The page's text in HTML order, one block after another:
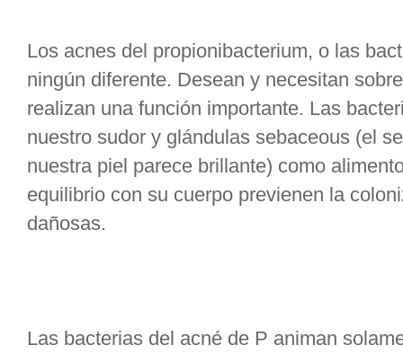
Los acnes del propionibacterium, o las
ningún diferente. Desean y necesitan
realizan una función importante. Las
nuestro sudor y glándulas sebaceous (el
nuestra piel parece brillante) como
equilibrio con su cuerpo previenen la
dañosas.
Las bacterias del acné de P animan